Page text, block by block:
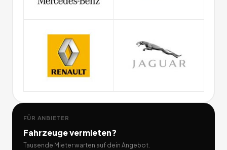
FÜR ANBIETER
Fahrzeugevermieten?
Tausende Mieter warten auf dein Angebot.